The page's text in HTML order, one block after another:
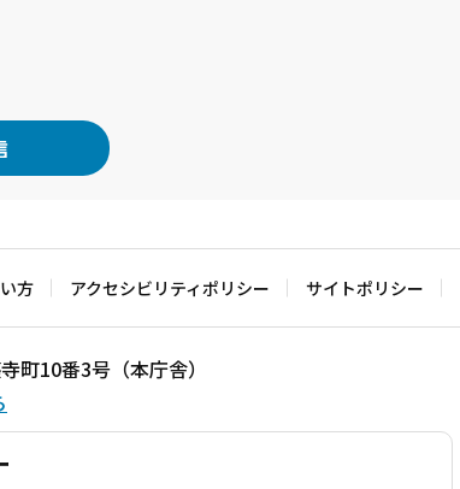
方 アクセシビリティポリシー サイトポリシー
10番3号（本庁舎）